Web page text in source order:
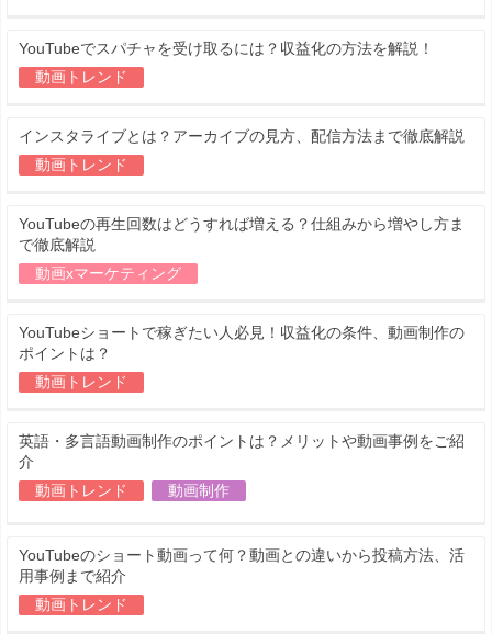
YouTubeでスパチャを受け取るには？収益化の方法を解説！
動画トレンド
インスタライブとは？アーカイブの見方、配信方法まで徹底解説
動画トレンド
YouTubeの再生回数はどうすれば増える？仕組みから増やし方ま
で徹底解説
動画xマーケティング
YouTubeショートで稼ぎたい人必見！収益化の条件、動画制作の
ポイントは？
動画トレンド
英語・多言語動画制作のポイントは？メリットや動画事例をご紹
介
動画トレンド
動画制作
YouTubeのショート動画って何？動画との違いから投稿方法、活
用事例まで紹介
動画トレンド